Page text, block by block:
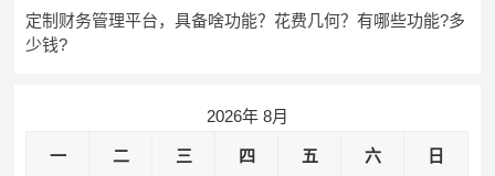
定制财务管理平台，具备啥功能？花费几何？有哪些功能?多
少钱?
2026年 8月
一 二 三 四 五 六 日